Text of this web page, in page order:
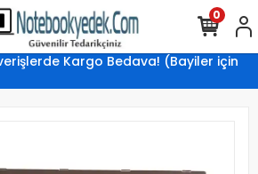
Kargo Bedava! (Bayiler için
0